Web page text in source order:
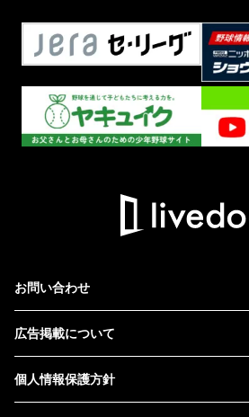
お問い合わせ
広告掲載について
個人情報保護方針